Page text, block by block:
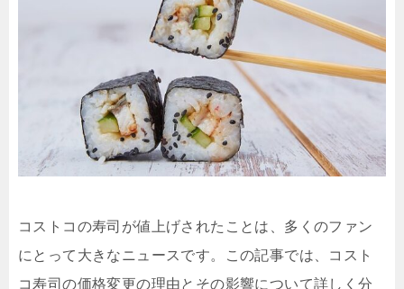
コストコの寿司が値上げされたことは、多くのファン
にとって大きなニュースです。この記事では、コスト
コ寿司の価格変更の理由とその影響について詳しく分